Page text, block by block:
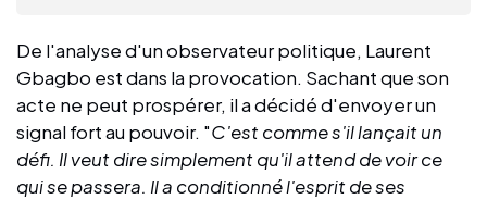
De l'analyse d'un observateur politique, Laurent
Gbagbo est dans la provocation. Sachant que son
acte ne peut prospérer, il a décidé d'envoyer un
signal fort au pouvoir. "C'est comme s'il lançait un
défi. Il veut dire simplement qu'il attend de voir ce
qui se passera. Il a conditionné l'esprit de ses